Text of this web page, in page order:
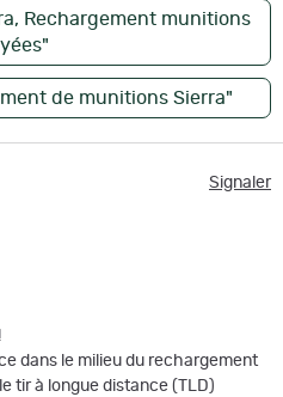
Rechargement munitions
de munitions Sierra"
Signaler
dans le milieu du rechargement
tir à longue distance (TLD)